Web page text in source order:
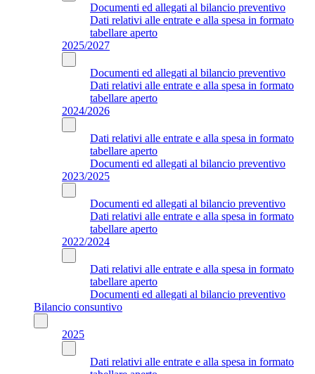
Documenti ed allegati al bilancio preventivo
Dati relativi alle entrate e alla spesa in formato
tabellare aperto
2025/2027
Documenti ed allegati al bilancio preventivo
Dati relativi alle entrate e alla spesa in formato
tabellare aperto
2024/2026
Dati relativi alle entrate e alla spesa in formato
tabellare aperto
Documenti ed allegati al bilancio preventivo
2023/2025
Documenti ed allegati al bilancio preventivo
Dati relativi alle entrate e alla spesa in formato
tabellare aperto
2022/2024
Dati relativi alle entrate e alla spesa in formato
tabellare aperto
Documenti ed allegati al bilancio preventivo
Bilancio consuntivo
2025
Dati relativi alle entrate e alla spesa in formato